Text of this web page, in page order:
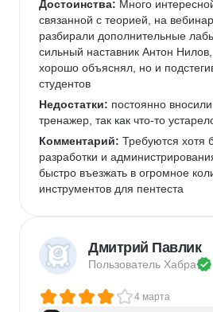
Достоинства: Много
связанной с теорией, на
разбирали дополнительные
сильный наставник Антон
хорошо объяснял, но и
студентов
Недостатки: постоянно
тренажер, так как что-то
Комментарий: Требуются хотя
разработки и
быстро въезжать в огромное
инструментов для пентеста
Дмитрий Павлик
Пользователь Хабра
4 марта